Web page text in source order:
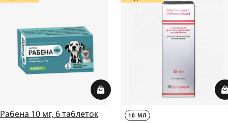
Рабена 10 мг, 6 таблеток
10 МЛ